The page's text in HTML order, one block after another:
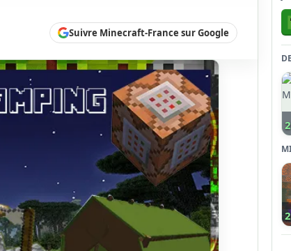
Suivre Minecraft-France sur Google